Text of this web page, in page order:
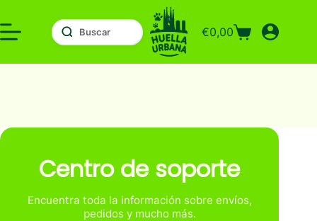
al
contenido
Carro
compra
€0,00
Centro de soporte
Encuentra toda la información sobre envíos,
pedidos y mucho más.